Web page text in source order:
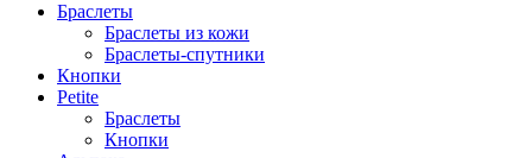
Браслеты
Браслеты из кожи
Браслеты-спутники
Кнопки
Petite
Браслеты
Кнопки